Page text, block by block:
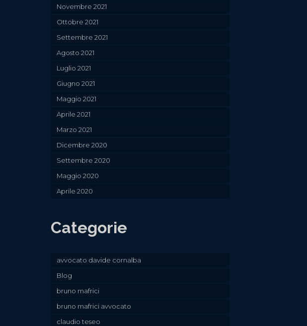
Novembre 2021
Ottobre 2021
Settembre 2021
Agosto 2021
Luglio 2021
Giugno 2021
Maggio 2021
Aprile 2021
Marzo 2021
Dicembre 2020
Settembre 2020
Maggio 2020
Aprile 2020
Categorie
avvocato davide cornalba
Blog
bruno mafrici
bruno mafrici avvocato
claudio teseo